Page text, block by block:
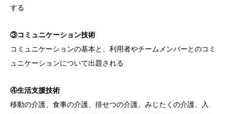
する
③コミュニケーション技術
コミュニケーションの基本と、利用者やチームメンバーとのコミ
ュニケーションについて出題される
④生活支援技術
移動の介護、食事の介護、排せつの介護、みじたくの介護、入